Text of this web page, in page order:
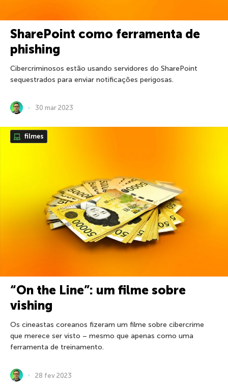
SharePoint como ferramenta de
phishing
Cibercriminosos estão usando servidores do SharePoint
sequestrados para enviar notificações perigosas.
30 mar 2023
filmes
“On the Line”: um filme sobre
vishing
Os cineastas coreanos fizeram um filme sobre cibercrime
que merece ser visto – mesmo que apenas como uma
ferramenta de treinamento.
28 fev 2023